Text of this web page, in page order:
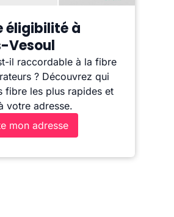
éligibilité à
Vesoul
il raccordable à la fibre
? Découvrez qui
fibre les plus rapides et
votre adresse.
mon adresse